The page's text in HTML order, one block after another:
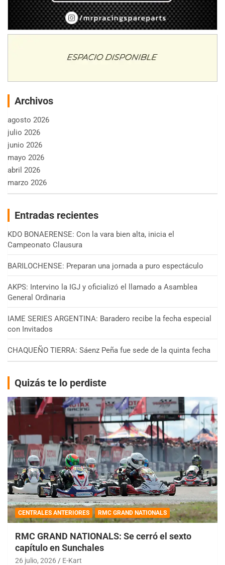
Archivos
agosto 2026
julio 2026
junio 2026
mayo 2026
abril 2026
marzo 2026
Entradas recientes
KDO BONAERENSE: Con la vara bien alta, inicia el
Campeonato Clausura
BARILOCHENSE: Preparan una jornada a puro espectáculo
AKPS: Intervino la IGJ y oficializó el llamado a Asamblea
General Ordinaria
IAME SERIES ARGENTINA: Baradero recibe la fecha especial
con Invitados
CHAQUEÑO TIERRA: Sáenz Peña fue sede de la quinta fecha
Quizás te lo perdiste
CENTRALES ANTERIORES RMC GRAND NATIONALS
RMC GRAND NATIONALS: Se cerró el sexto
capítulo en Sunchales
26 julio, 2026 E-Kart